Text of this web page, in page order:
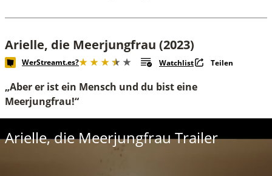
Arielle, die Meerjungfrau (2023)
WerStreamt.es? Watchlist Teilen
„Aber er ist ein Mensch und du bist eine
Meerjungfrau!“
Arielle, die Meerjungfrau Trailer